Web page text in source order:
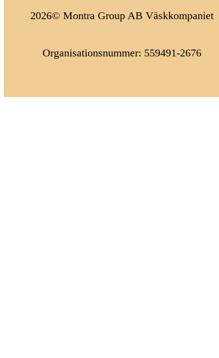
2026© Montra Group AB Väskkompaniet
Organisationsnummer: 559491-2676